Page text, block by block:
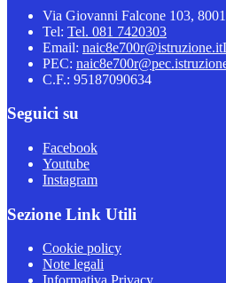
Via Giovanni Falcone 103,
Tel: Tel. 081 7420303
Email: naic8e700r@istruzione.it
PEC:
C.F.: 95187090634
Seguici su
Facebook
Youtube
Instagram
Sezione Link Utili
Cookie policy
Note legali